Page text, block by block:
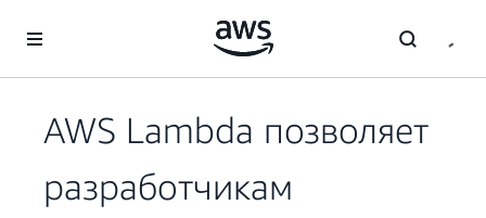
Перейти к главному контенту
AWS Lambda позволяет
разработчикам